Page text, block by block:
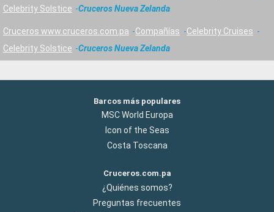
Celebrity Solstice
Cruceros Nueva Zelanda
Cruceros www.cruceros.com.pa Compañías
Celebrity Cruises
Celebrity Solstice
Cruceros Nueva Zelanda
Barcos más populares
MSC World Europa
Icon of the Seas
Costa Toscana
Cruceros.com.pa
¿Quiénes somos?
Preguntas frecuentes